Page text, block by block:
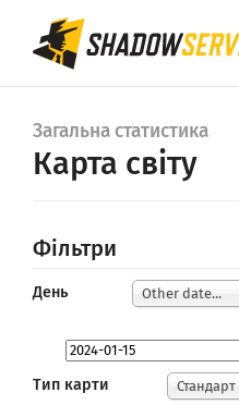
Загальна статистика
Карта світу
Фільтри
День Other date...
Тип карти
Стандарт